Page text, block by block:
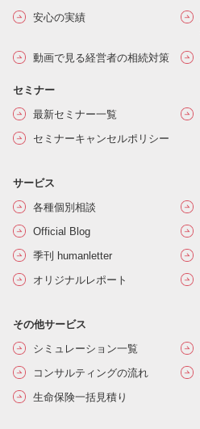
安心の実績
動画で見る経営者の相続対策
セミナー
最新セミナー一覧
セミナーキャンセルポリシー
サービス
各種個別相談
Official Blog
季刊 humanletter
オリジナルレポート
その他サービス
シミュレーション一覧
コンサルティングの流れ
生命保険一括見積り